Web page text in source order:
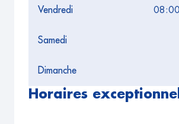
Vendredi
Samedi
Dimanche
Horaires